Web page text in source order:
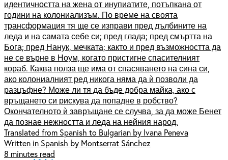
идентичността на жена от инупиатите, потъпкана от
години на колониализъм. По време на своята
трансформация тя ще се изправи пред дълбините на
леда и на самата себе си; пред глада; пред смъртта на
Бога; пред Нанук, мечката; както и пред възможността да
не се върне в Ноум, когато пристигне спасителният
кораб. Каква полза ще има от спасяването на сина си,
ако колониалният ред никога няма да ѝ позволи да
разцъфне? Може ли тя да бъде добра майка, ако с
връщането си рискува да попадне в робство?
Окончателното ѝ завръщане се случва, за да може Бенет
да познае нежността и леда на нейния народ.
Translated from Spanish to Bulgarian by Ivana Peneva
Written in Spanish by Montserrat Sánchez
8 minutes read